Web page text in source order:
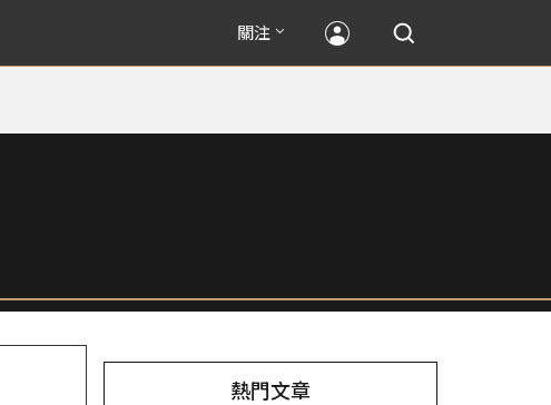
關注
熱門文章